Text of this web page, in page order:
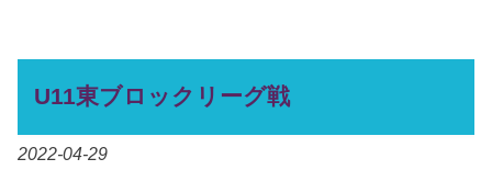
U11東ブロックリーグ戦
2022-04-29